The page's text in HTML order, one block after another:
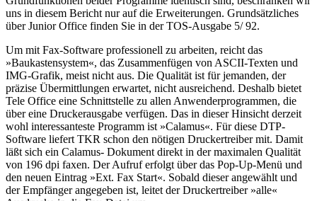
uns in diesem Bericht nur auf die Erweiterungen. Grundsätzliches
über Junior Office finden Sie in der TOS-Ausgabe 5/ 92.
Um mit Fax-Software professionell zu arbeiten, reicht das
»Baukastensystem«, das Zusammenfügen von ASCII-Texten und
IMG-Grafik, meist nicht aus. Die Qualität ist für jemanden, der
präzise Übermittlungen erwartet, nicht ausreichend. Deshalb bietet
Tele Office eine Schnittstelle zu allen Anwenderprogrammen, die
über eine Druckerausgabe verfügen. Das in dieser Hinsicht derzeit
wohl interessanteste Programm ist »Calamus«. Für diese DTP-
Software liefert TKR schon den nötigen Druckertreiber mit. Damit
läßt sich ein Calamus- Dokument direkt in der maximalen Qualität
von 196 dpi faxen. Der Aufruf erfolgt über das Pop-Up-Menü und
den neuen Eintrag »Ext. Fax Start«. Sobald dieser angewählt und
der Empfänger angegeben ist, leitet der Druckertreiber »alle«